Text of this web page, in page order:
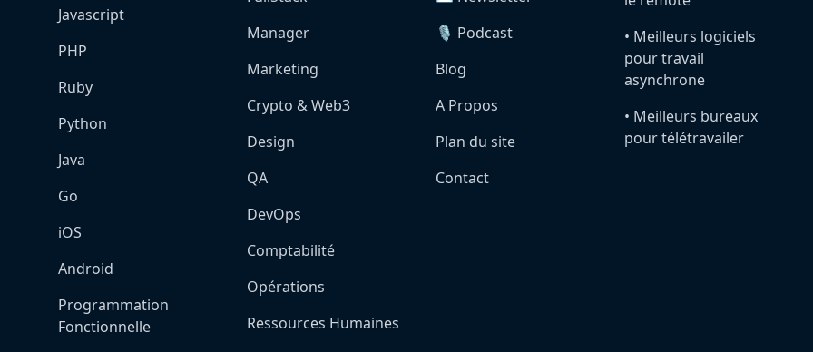
Javascript
PHP
Ruby
Python
Java
Go
iOS
Android
Programmation
Fonctionnelle
Manager
Marketing
Crypto & Web3
Design
QA
DevOps
Comptabilité
Opérations
Ressources Humaines
🎙️ Podcast
Blog
A Propos
Plan du site
Contact
•️ Meilleurs logiciels
pour travail
asynchrone
•️ Meilleurs bureaux
pour télétravailer